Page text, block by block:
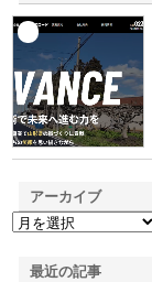
アーカイブ
最近の記事